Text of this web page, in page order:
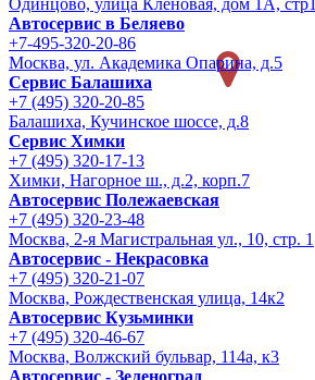
Одинцово, улица Кленовая, дом 1А, стр1
Автосервис в Беляево
+7-495-320-20-86
Москва, ул. Академика Опарина, д.5
Сервис Балашиха
+7 (495) 320-20-85
Балашиха, Кучинское шоссе, д.8
Сервис Химки
+7 (495) 320-17-13
Химки, Нагорное ш., д.2, корп.7
Автосервис Полежаевская
+7 (495) 320-23-48
Москва, 2-я Магистральная ул., 10, стр. 1
Автосервис - Некрасовка
+7 (495) 320-21-07
Москва, Рождественская улица, 14к2
Автосервис Кузьминки
+7 (495) 320-46-67
Москва, Волжский бульвар, 114а, к3
Автосервис - Зеленоград